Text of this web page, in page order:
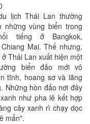
lịch Thái Lan thường
những vùng biển trong
tiếng ở Bangkok,
Mai. Thế nhưng,
Thái Lan xuất hiện một
biển đảo mới vô
tĩnh, hoang sơ và lãng
Những hòn đảo nơi đây
như pha lê kết hợp
cây xanh rì chạy dọc
mẩn".